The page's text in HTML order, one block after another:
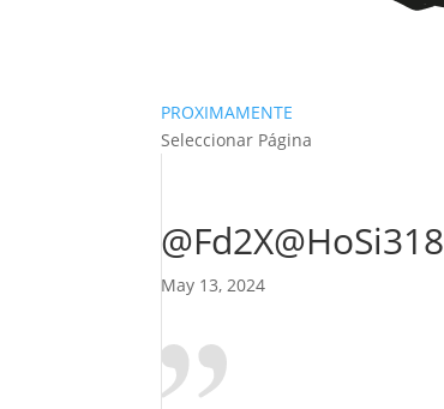
PROXIMAMENTE
Seleccionar Página
@Fd2X@HoSi318
May 13, 2024